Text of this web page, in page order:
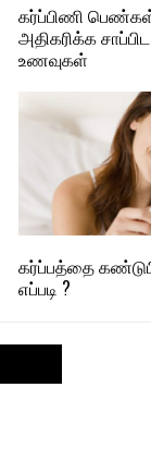
கர்ப்பிணி
அதிகரிக்க
உணவுகள்
கர்ப்பத்தை
எப்படி ?